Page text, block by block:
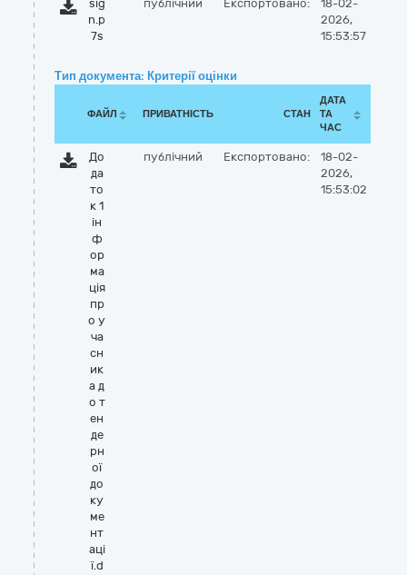
sig
n.p
7s
публічний Експортовано:
18-02-
2026,
15:53:57
Тип документа: Критерії оцінки
ФАЙЛ ПРИВАТНІСТЬ СТАН
ДАТА
ТА
ЧАС
До
да
то
к 1
ін
ф
ор
ма
ція
пр
о у
ча
сн
ик
а д
о т
ен
де
рн
ої
до
ку
ме
нт
аці
ї.d
публічний Експортовано:
18-02-
2026,
15:53:02